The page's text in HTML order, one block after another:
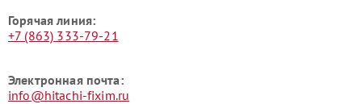
Горячая линия:
+7 (863) 333-79-21
Электронная почта:
info@hitachi-fixim.ru